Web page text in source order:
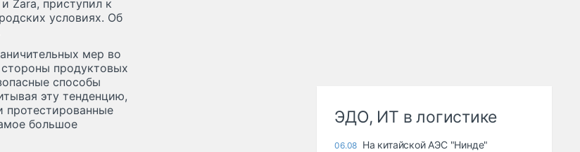
Zara, приступил к
условиях. Об
мер во
продуктовых
способы
эту тенденцию,
протестированные
большое
ЭДО, ИТ в логистике
06.08 На китайской АЭС "Нинде"